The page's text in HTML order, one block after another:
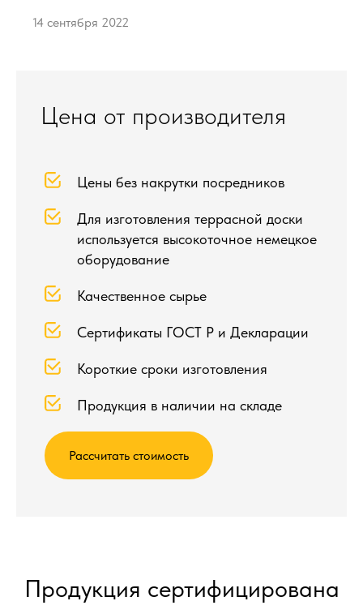
14 сентября 2022
Цена от производителя
Цены без накрутки посредников
Для изготовления террасной доски
используется высокоточное немецкое
оборудование
Качественное сырье
Сертификаты ГОСТ Р и Декларации
Короткие сроки изготовления
Продукция в наличии на складе
Рассчитать стоимость
Продукция сертифицирована